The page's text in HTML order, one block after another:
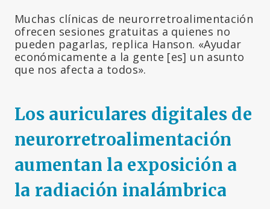
Muchas clínicas de neurorretroalimentación
ofrecen sesiones gratuitas a quienes no
pueden pagarlas, replica Hanson. «Ayudar
económicamente a la gente [es] un asunto
que nos afecta a todos».
Los auriculares digitales de
neurorretroalimentación
aumentan la exposición a
la radiación inalámbrica